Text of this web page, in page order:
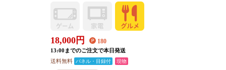
18,000円 180
13:00までのご注文で本日発送
送料無料 パネル・目録付 現物